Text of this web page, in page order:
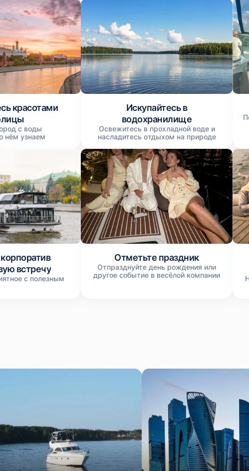
красотами
с воды
нём узнаем
Искупайтесь в
водохранилище
Освежитесь в прохладной воде и
насладитесь отдыхом на природе
встречу
с полезным
Отметьте праздник
Отпразднуйте день рождения или
другое событие в весёлой компании